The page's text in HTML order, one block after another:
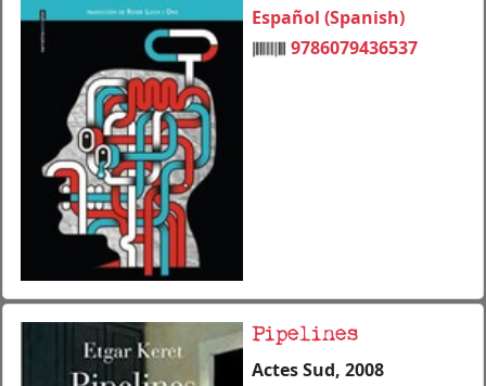
Español (Spanish)
9786079436537
Pipelines
Actes Sud, 2008